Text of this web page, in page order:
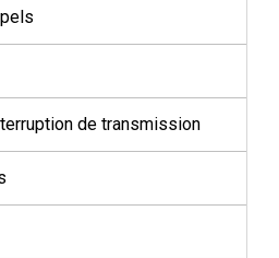
de transmission